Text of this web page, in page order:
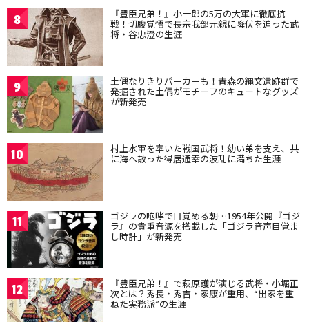
8 『豊臣兄弟！』小一郎の5万の大軍に徹底抗
戦！切腹覚悟で長宗我部元親に降伏を迫った武
将・谷忠澄の生涯
9 土偶なりきりパーカーも！青森の縄文遺跡群で
発掘された土偶がモチーフのキュートなグッズ
が新発売
10 村上水軍を率いた戦国武将！幼い弟を支え、共
に海へ散った得居通幸の波乱に満ちた生涯
11 ゴジラの咆哮で目覚める朝…1954年公開『ゴジ
ラ』の貴重音源を搭載した「ゴジラ音声目覚ま
し時計」が新発売
12 『豊臣兄弟！』で萩原護が演じる武将・小堀正
次とは？秀長・秀吉・家康が重用、“出家を重
ねた実務派”の生涯